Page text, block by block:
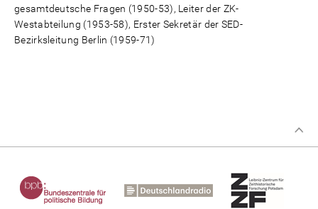
gesamtdeutsche Fragen (1950-53), Leiter der ZK-
Westabteilung (1953-58), Erster Sekretär der SED-
Bezirksleitung Berlin (1959-71)